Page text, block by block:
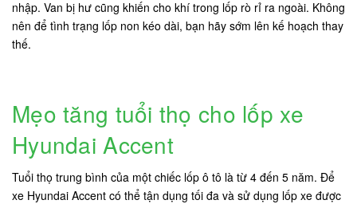
nhập. Van bị hư cũng khiến cho khí trong lốp rò rỉ ra ngoài. Không
nên để tình trạng lốp non kéo dài, bạn hãy sớm lên kế hoạch thay
thế.
Mẹo tăng tuổi thọ cho lốp xe
Hyundai Accent
Tuổi thọ trung bình của một chiếc lốp ô tô là từ 4 đến 5 năm. Để
xe Hyundai Accent có thể tận dụng tối đa và sử dụng lốp xe được